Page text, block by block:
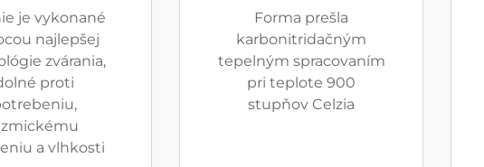
je vykonané
najlepšej
zvárania,
proti
a vlhkosti
Forma prešla
karbonitridačným
tepelným spracovaním
pri teplote 900
stupňov Celzia